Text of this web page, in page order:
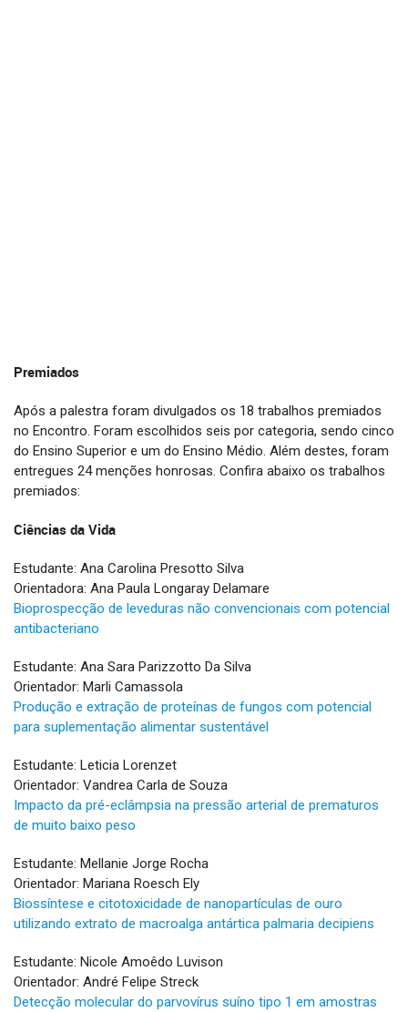
Premiados
Após a palestra foram divulgados os 18 trabalhos premiados
no Encontro. Foram escolhidos seis por categoria, sendo cinco
do Ensino Superior e um do Ensino Médio. Além destes, foram
entregues 24 menções honrosas. Confira abaixo os trabalhos
premiados:
Ciências da Vida
Estudante: Ana Carolina Presotto Silva
Orientadora: Ana Paula Longaray Delamare
Bioprospecção de leveduras não convencionais com potencial
antibacteriano
Estudante: Ana Sara Parizzotto Da Silva
Orientador: Marli Camassola
Produção e extração de proteínas de fungos com potencial
para suplementação alimentar sustentável
Estudante: Leticia Lorenzet
Orientador: Vandrea Carla de Souza
Impacto da pré-eclâmpsia na pressão arterial de prematuros
de muito baixo peso
Estudante: Mellanie Jorge Rocha
Orientador: Mariana Roesch Ely
Biossíntese e citotoxicidade de nanopartículas de ouro
utilizando extrato de macroalga antártica palmaria decipiens
Estudante: Nicole Amoêdo Luvison
Orientador: André Felipe Streck
Detecção molecular do parvovírus suíno tipo 1 em amostras